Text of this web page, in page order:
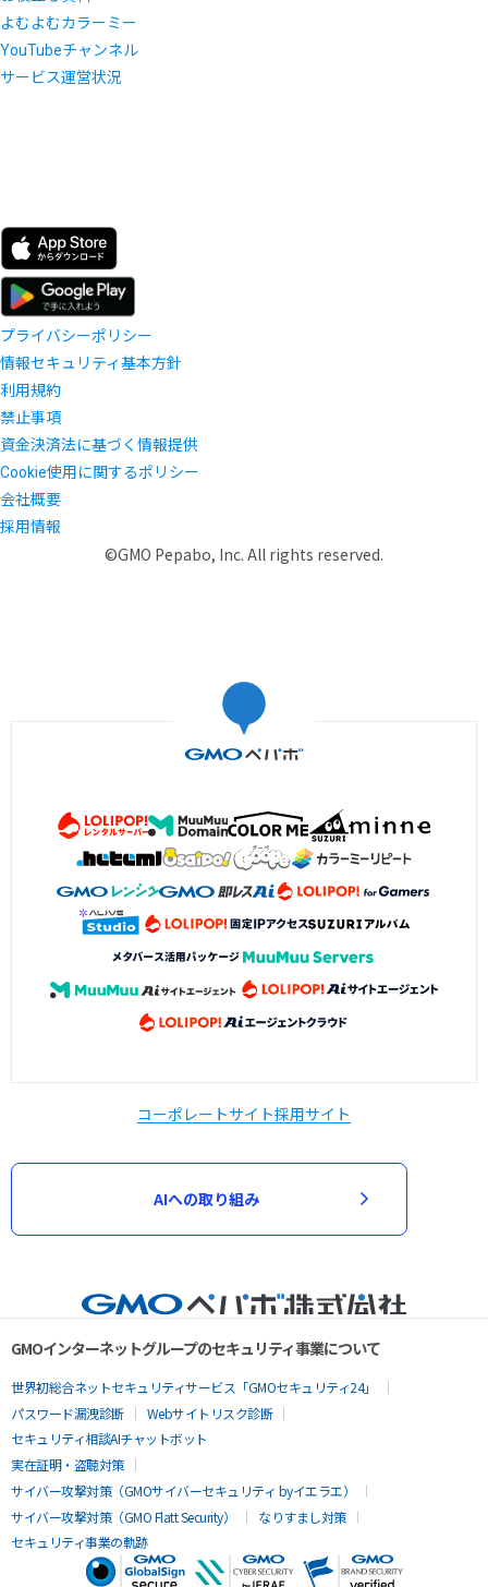
よむよむカラーミー
YouTubeチャンネル
サービス運営状況
プライバシーポリシー
情報セキュリティ基本方針
利用規約
禁止事項
資金決済法に基づく情報提供
Cookie使用に関するポリシー
会社概要
採用情報
©GMO Pepabo, Inc. All rights reserved.
コーポレートサイト採用サイト
AIへの取り組み
GMOインターネットグループのセキュリティ事業について
世界初総合ネットセキュリティサービス「GMOセキュリティ24」
パスワード漏洩診断
Webサイトリスク診断
セキュリティ相談AIチャットボット
実在証明・盗聴対策
サイバー攻撃対策（GMOサイバーセキュリティ byイエラエ）
サイバー攻撃対策（GMO Flatt Security）
なりすまし対策
セキュリティ事業の軌跡